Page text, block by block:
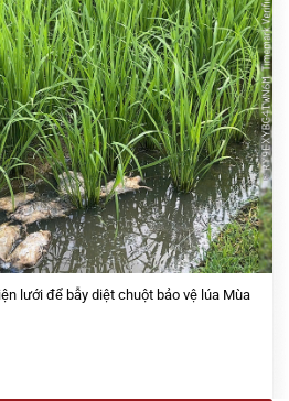
lưới để bẫy diệt chuột bảo vệ lúa Mùa